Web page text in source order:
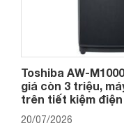
Toshiba AW-
giá còn 3 triệu,
trên tiết kiệm
20/07/2026